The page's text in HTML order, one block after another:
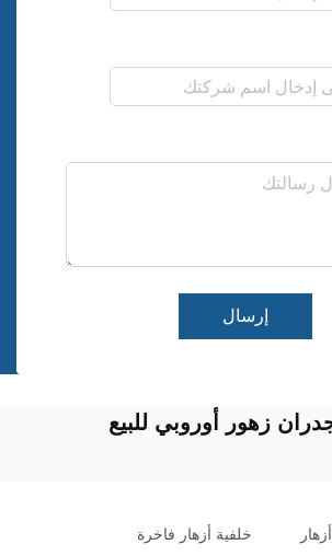
إرسال
زهور أوروبي للبيع
خلفية أزهار فاخرة